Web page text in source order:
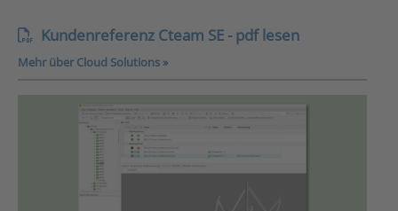
Kundenreferenz Cteam SE - pdf lesen
Mehr über Cloud Solutions »